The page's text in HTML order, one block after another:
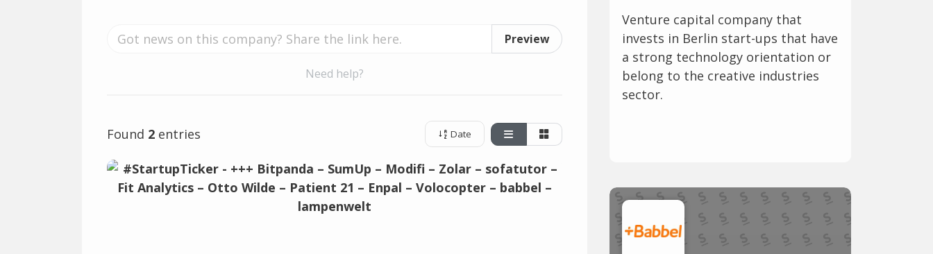
Preview
Need help?
Found 2 entries Date
Venture capital company that
invests in Berlin start-ups that have
a strong technology orientation or
belong to the creative industries
sector.